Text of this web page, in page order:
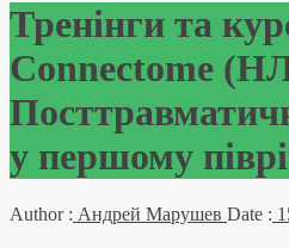
Тренінги та
Connectome
у першому
Author : Андрей Марушев Date :